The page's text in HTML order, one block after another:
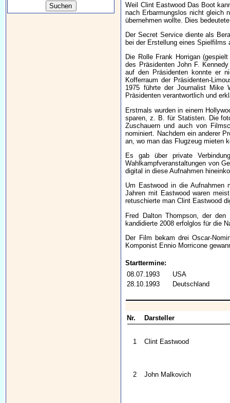
Weil Clint Eastwood Das Boot
nach Erbarmungslos nicht gleich
übernehmen wollte. Dies
Der Secret Service diente als
bei der Erstellung eines Spielfilms
Die Rolle Frank Horrigan
des Präsidenten John F.
auf den Präsidenten konnte er
Kofferraum der Präsidenten-
1975 führte der Journalist Mike
Präsidenten verantwortlich und
Erstmals wurden in einem
sparen, z. B. für Statisten. Die
Zuschauern und auch von
nominiert. Nachdem ein anderer
an, wo man das Flugzeug mieten
Es gab über private
Wahlkampfveranstaltungen von
digital in diese Aufnahmen
Um Eastwood in die Aufnahmen
Jahren mit Eastwood waren
retuschierte man Clint Eastwood
Fred Dalton Thompson, der
kandidierte 2008 erfolglos für die
Der Film bekam drei Oscar-
Komponist Ennio Morricone
Starttermine:
08.07.1993
USA
28.10.1993
Deutschland
Nr. Darsteller
1 Clint Eastwood
2 John Malkovich